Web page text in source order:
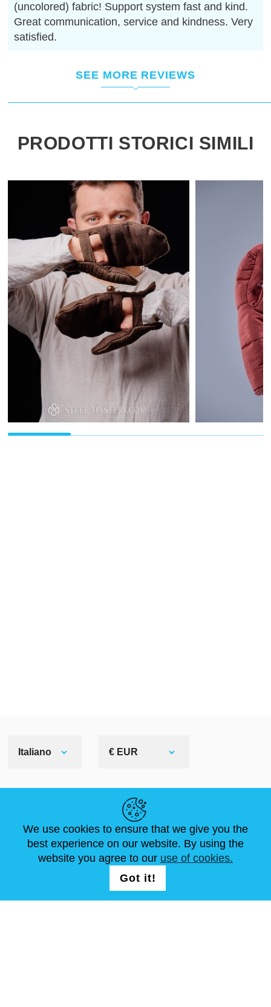
(uncolored) fabric! Support system fast and kind.
Great communication, service and kindness. Very
satisfied.
SEE MORE REVIEWS
PRODOTTI STORICI SIMILI
Italiano € EUR
NOTIZIE
ARTICOLI
ABOUT US
FAQ
DIMENSIONI STANDARD
CONTATTACI
We use cookies to ensure that we give you the
best experience on our website. By using the
website you agree to our use of cookies.
Got it!